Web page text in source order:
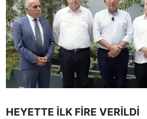
HEYETTE İLK FİRE VERİLDİ